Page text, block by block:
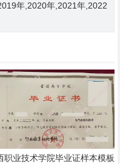
年,2020年,2021年,2022
职业技术学院毕业证样本模板